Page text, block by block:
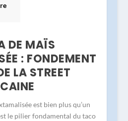
DE MAÏS
: FONDEMENT
LA STREET
est bien plus qu’un
le pilier fondamental du taco